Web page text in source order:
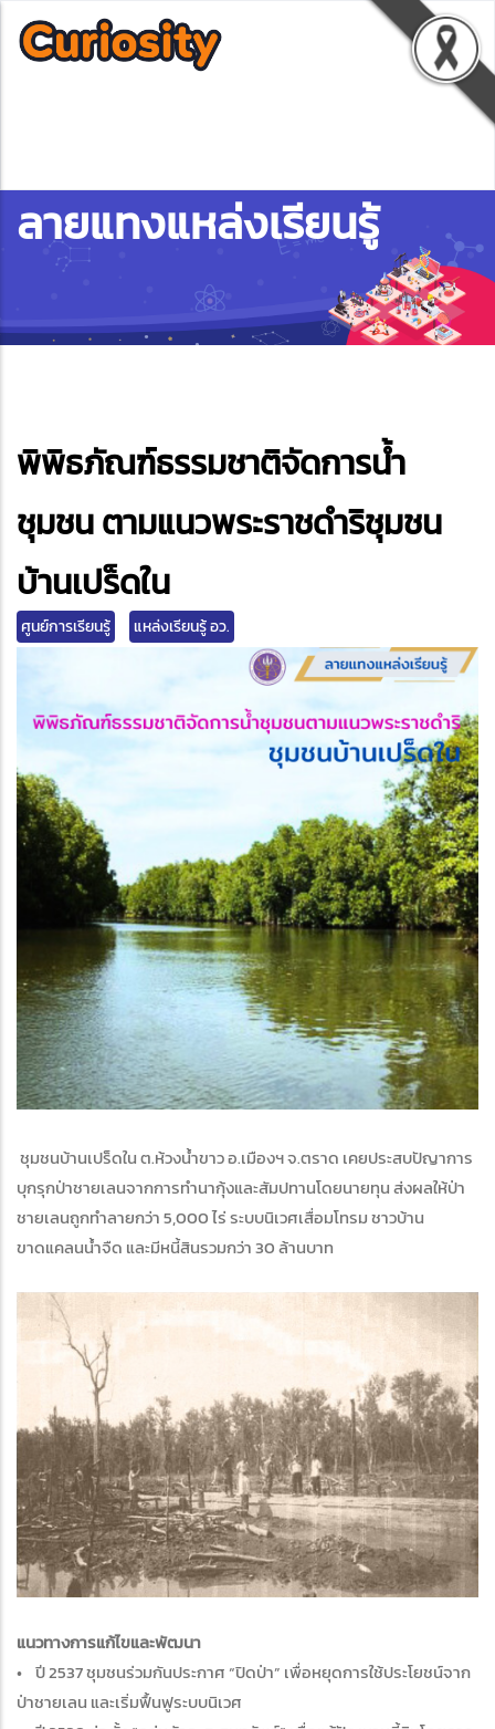
ลายแทงแหล่งเรียนรู้
พิพิธภัณฑ์ธรรมชาติจัดการน้ำ
ชุมชน ตามแนวพระราชดำริชุมชน
บ้านเปร็ดใน
ศูนย์การเรียนรู้ แหล่งเรียนรู้ อว.
ชุมชนบ้านเปร็ดใน ต.ห้วงน้ำขาว อ.เมืองฯ จ.ตราด เคยประสบปัญาการ
บุกรุกป่าชายเลนจากการทำนากุ้งและสัมปทานโดยนายทุน ส่งผลให้ป่า
ชายเลนถูกทำลายกว่า 5,000 ไร่ ระบบนิเวศเสื่อมโทรม ชาวบ้าน
ขาดแคลนน้ำจืด และมีหนี้สินรวมกว่า 30 ล้านบาท
แนวทางการแก้ไขและพัฒนา
• ปี 2537 ชุมชนร่วมกันประกาศ “ปิดป่า” เพื่อหยุดการใช้ประโยชน์จาก
ป่าชายเลน และเริ่มฟื้นฟูระบบนิเวศ